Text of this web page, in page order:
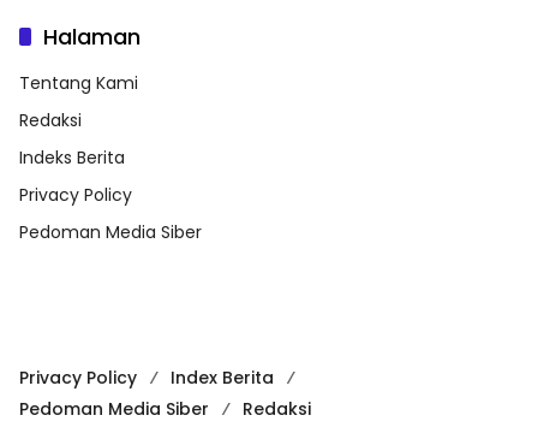
Halaman
Tentang Kami
Redaksi
Indeks Berita
Privacy Policy
Pedoman Media Siber
Privacy Policy
Index Berita
Pedoman Media Siber
Redaksi